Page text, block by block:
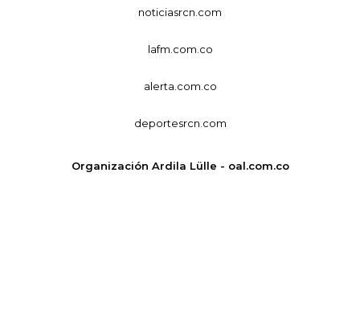
noticiasrcn.com
lafm.com.co
alerta.com.co
deportesrcn.com
Organización Ardila Lülle - oal.com.co